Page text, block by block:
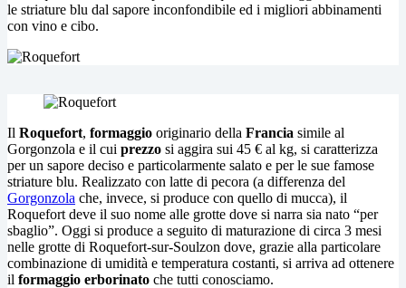
le striature blu dal sapore inconfondibile ed i migliori abbinamenti
con vino e cibo.
Il Roquefort, formaggio originario della Francia simile al
Gorgonzola e il cui prezzo si aggira sui 45 € al kg, si caratterizza
per un sapore deciso e particolarmente salato e per le sue famose
striature blu. Realizzato con latte di pecora (a differenza del
Gorgonzola che, invece, si produce con quello di mucca), il
Roquefort deve il suo nome alle grotte dove si narra sia nato “per
sbaglio”. Oggi si produce a seguito di maturazione di circa 3 mesi
nelle grotte di Roquefort-sur-Soulzon dove, grazie alla particolare
combinazione di umidità e temperatura costanti, si arriva ad ottenere
il formaggio erborinato che tutti conosciamo.